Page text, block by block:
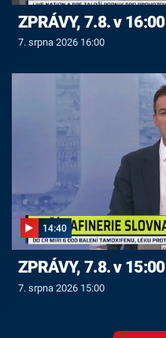
ZPRÁVY, 7.8. v 16:00
7. srpna 2026 16:00
14:40
ZPRÁVY, 7.8. v 15:00
7. srpna 2026 15:00